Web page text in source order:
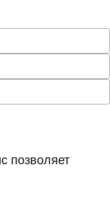
позволяет